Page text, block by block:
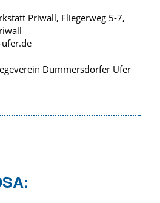
Priwall, Fliegerweg 5-7,
Dummersdorfer Ufer